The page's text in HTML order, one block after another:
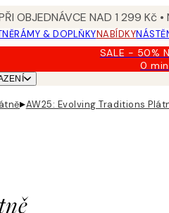
OBJEDNÁVCE NAD 1 299 Kč
RÁMY & DOPLŇKYNABÍDKY
SALE - 50%
0
▸AW25: Evolving Traditions